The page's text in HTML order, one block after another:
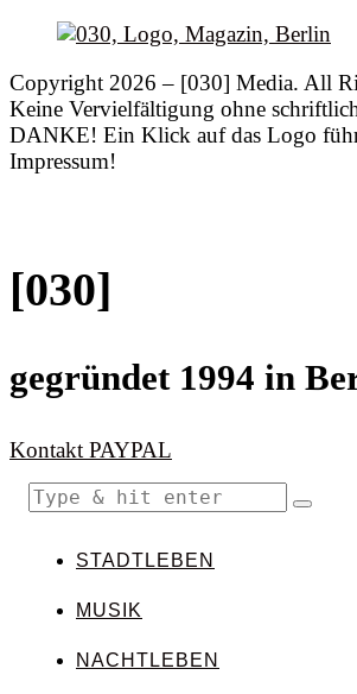
Copyright 2026 – [030] Media. All
Keine Vervielfältigung ohne
DANKE! Ein Klick auf das Logo
Impressum!
[030]
gegründet 1994 in
Kontakt PAYPAL
STADTLEBEN
MUSIK
NACHTLEBEN